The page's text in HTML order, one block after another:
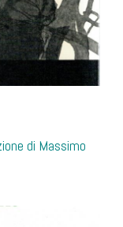
di Massimo